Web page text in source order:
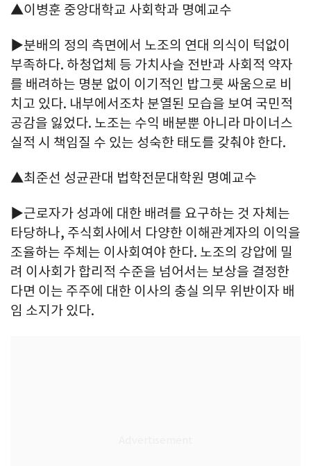
▲이병훈 중앙대학교 사회학과 명예교수
▶분배의 정의 측면에서 노조의 연대 의식이 턱없이
부족하다. 하청업체 등 가치사슬 전반과 사회적 약자
를 배려하는 명분 없이 이기적인 밥그릇 싸움으로 비
치고 있다. 내부에서조차 분열된 모습을 보여 국민적
공감을 잃었다. 노조는 수익 배분뿐 아니라 마이너스
실적 시 책임질 수 있는 성숙한 태도를 갖춰야 한다.
▲최준선 성균관대 법학전문대학원 명예교수
▶근로자가 성과에 대한 배려를 요구하는 것 자체는
타당하나, 주식회사에서 다양한 이해관계자의 이익을
조율하는 주체는 이사회여야 한다. 노조의 강압에 밀
려 이사회가 합리적 수준을 넘어서는 보상을 결정한
다면 이는 주주에 대한 이사의 충실 의무 위반이자 배
임 소지가 있다.